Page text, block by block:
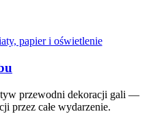
przewodni dekoracji gali —
przez całe wydarzenie.